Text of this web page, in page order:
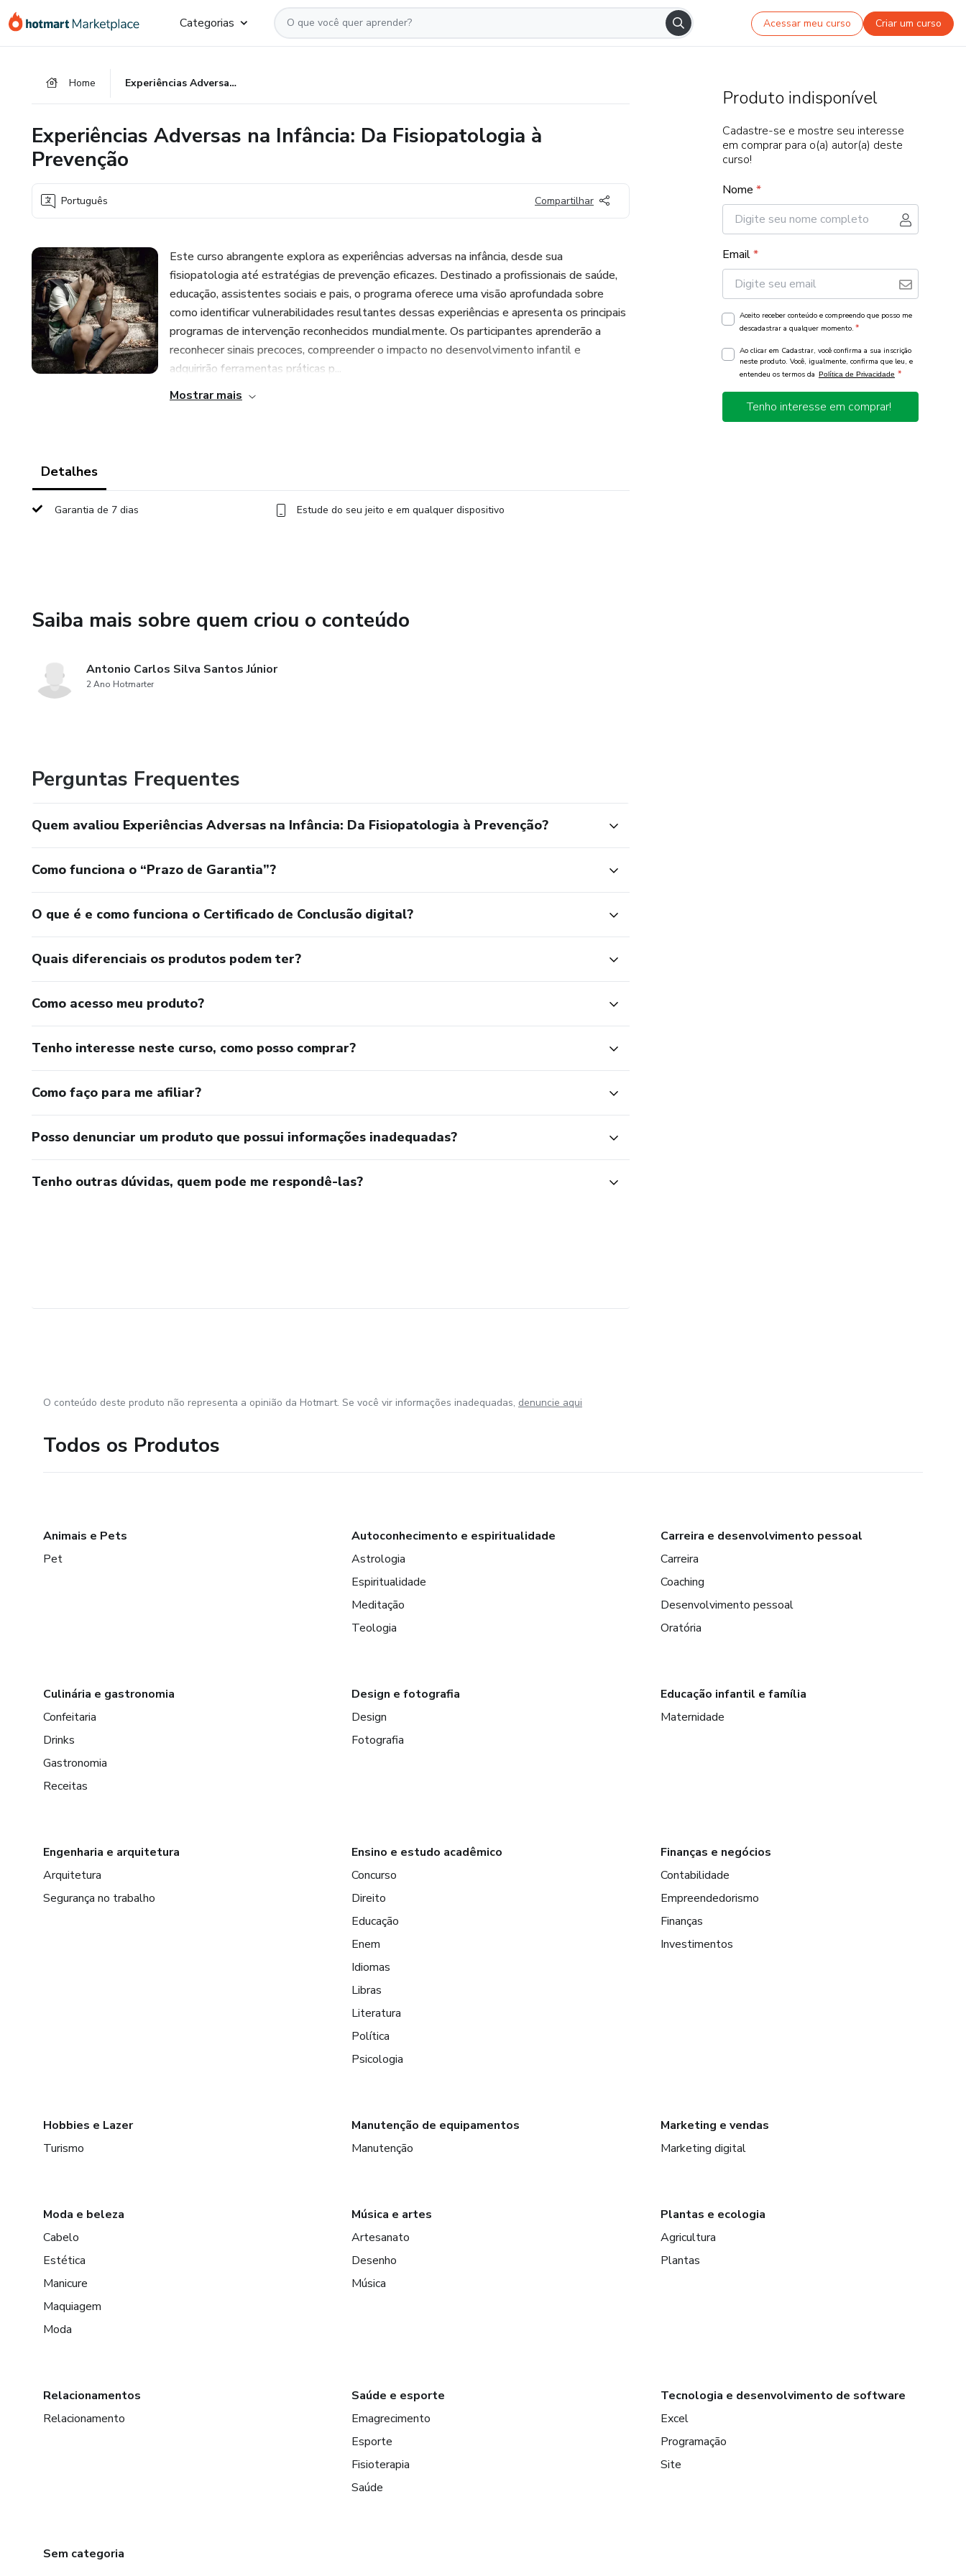
para
para
para
Categorias Acessar meu curso Criar um curso
Home Experiências Adversas na Infância: Da Fisiopatologia à Prevenção
Experiências Adversas na Infância: Da Fisiopatologia à
Prevenção
Português Compartilhar
Este curso abrangente explora as experiências adversas na infância, desde sua
fisiopatologia até estratégias de prevenção eficazes. Destinado a profissionais de saúde,
educação, assistentes sociais e pais, o programa oferece uma visão aprofundada sobre
como identificar vulnerabilidades resultantes dessas experiências e apresenta os principais
programas de intervenção reconhecidos mundialmente. Os participantes aprenderão a
reconhecer sinais precoces, compreender o impacto no desenvolvimento infantil e
adquirirão ferramentas práticas p...
Mostrar mais
Detalhes
Garantia de 7 dias Estude do seu jeito e em qualquer dispositivo
Saiba mais sobre quem criou o conteúdo
Antonio Carlos Silva Santos Júnior
2 Ano Hotmarter
Perguntas Frequentes
Quem avaliou Experiências Adversas na Infância: Da Fisiopatologia à Prevenção?
Como funciona o “Prazo de Garantia”?
O que é e como funciona o Certificado de Conclusão digital?
Quais diferenciais os produtos podem ter?
Como acesso meu produto?
Tenho interesse neste curso, como posso comprar?
Como faço para me afiliar?
Posso denunciar um produto que possui informações inadequadas?
Tenho outras dúvidas, quem pode me respondê-las?
Produto indisponível
Cadastre-se e mostre seu interesse
em comprar para o(a) autor(a) deste
curso!
Nome *
Email*
Aceito receber conteúdo e compreendo que posso me
descadastrar a qualquer momento. *
Ao clicar em Cadastrar, você confirma a sua inscrição
neste produto. Você, igualmente, confirma que leu, e
entendeu os termos da Política de Privacidade *
Tenho interesse em comprar!
O conteúdo deste produto não representa a opinião da Hotmart. Se você vir informações inadequadas, denuncie aqui
Todos os Produtos
Animais e Pets
Pet
Autoconhecimento e espiritualidade
Astrologia
Espiritualidade
Meditação
Teologia
Carreira e desenvolvimento pessoal
Carreira
Coaching
Desenvolvimento pessoal
Oratória
Culinária e gastronomia
Confeitaria
Drinks
Gastronomia
Receitas
Design e fotografia
Design
Fotografia
Educação infantil e família
Maternidade
Engenharia e arquitetura
Arquitetura
Segurança no trabalho
Ensino e estudo acadêmico
Concurso
Direito
Educação
Enem
Idiomas
Libras
Literatura
Política
Psicologia
Finanças e negócios
Contabilidade
Empreendedorismo
Finanças
Investimentos
Hobbies e Lazer
Turismo
Manutenção de equipamentos
Manutenção
Marketing e vendas
Marketing digital
Moda e beleza
Cabelo
Estética
Manicure
Maquiagem
Moda
Música e artes
Artesanato
Desenho
Música
Plantas e ecologia
Agricultura
Plantas
Relacionamentos
Relacionamento
Saúde e esporte
Emagrecimento
Esporte
Fisioterapia
Saúde
Tecnologia e desenvolvimento de software
Excel
Programação
Site
Sem categoria